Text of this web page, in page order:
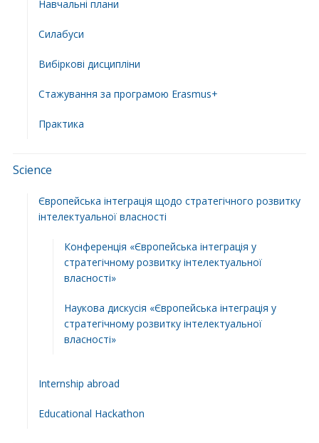
Навчальні плани
Силабуси
Вибіркові дисципліни
Стажування за програмою Erasmus+
Практика
Science
Європейська інтеграція щодо стратегічного розвитку
інтелектуальної власності
Конференція «Європейська інтеграція у
стратегічному розвитку інтелектуальної
власності»
Наукова дискусія «Європейська інтеграція у
стратегічному розвитку інтелектуальної
власності»
Internship abroad
Educational Hackathon